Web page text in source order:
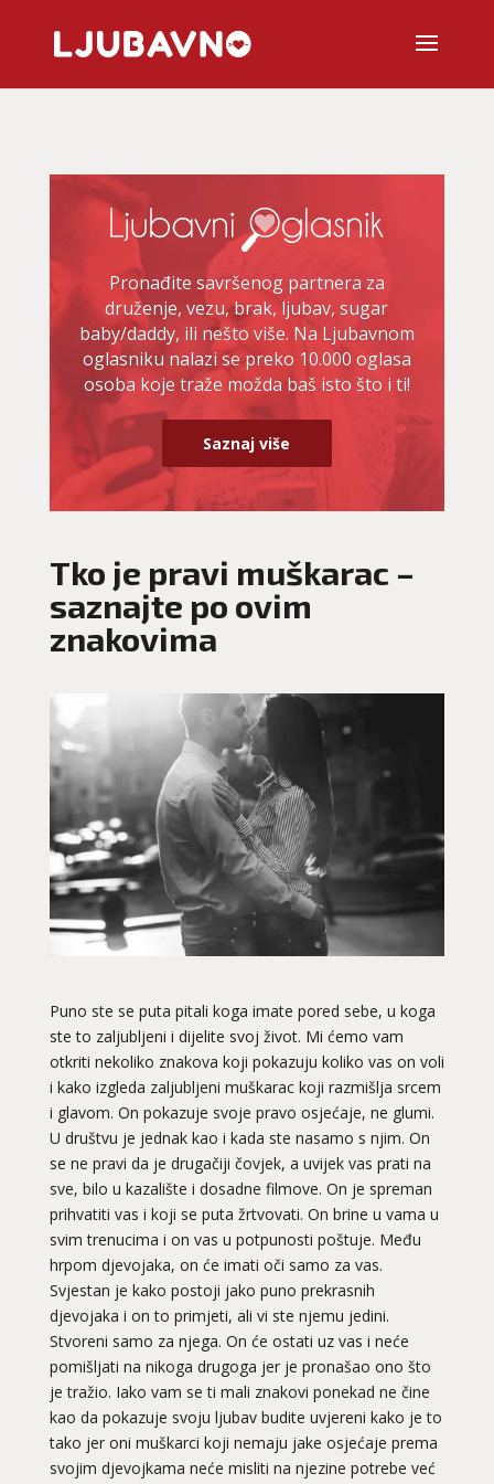
Pronađite savršenog partnera za
druženje, vezu, brak, ljubav, sugar
baby/daddy, ili nešto više. Na Ljubavnom
oglasniku nalazi se preko 10.000 oglasa
osoba koje traže možda baš isto što i ti!
Saznaj više
Tko je pravi muškarac –
saznajte po ovim
znakovima
Puno ste se puta pitali koga imate pored sebe, u koga
ste to zaljubljeni i dijelite svoj život. Mi ćemo vam
otkriti nekoliko znakova koji pokazuju koliko vas on voli
i kako izgleda zaljubljeni muškarac koji razmišlja srcem
i glavom. On pokazuje svoje pravo osjećaje, ne glumi.
U društvu je jednak kao i kada ste nasamo s njim. On
se ne pravi da je drugačiji čovjek, a uvijek vas prati na
sve, bilo u kazalište i dosadne filmove. On je spreman
prihvatiti vas i koji se puta žrtvovati. On brine u vama u
svim trenucima i on vas u potpunosti poštuje. Među
hrpom djevojaka, on će imati oči samo za vas.
Svjestan je kako postoji jako puno prekrasnih
djevojaka i on to primjeti, ali vi ste njemu jedini.
Stvoreni samo za njega. On će ostati uz vas i neće
pomišljati na nikoga drugoga jer je pronašao ono što
je tražio. Iako vam se ti mali znakovi ponekad ne čine
kao da pokazuje svoju ljubav budite uvjereni kako je to
tako jer oni muškarci koji nemaju jake osjećaje prema
svojim djevojkama neće misliti na njezine potrebe već